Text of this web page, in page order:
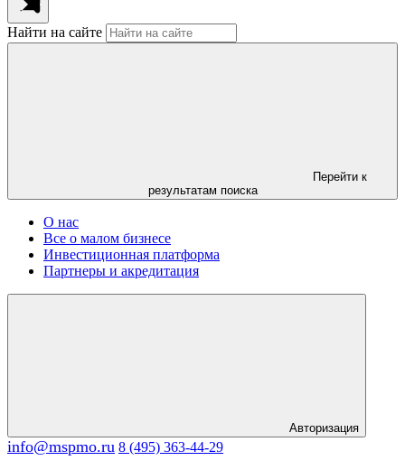
Найти на сайте
Перейти к
результатам поиска
О нас
Все о малом бизнесе
Инвестиционная платформа
Партнеры и акредитация
Авторизация
info@mspmo.ru 8 (495) 363-44-29